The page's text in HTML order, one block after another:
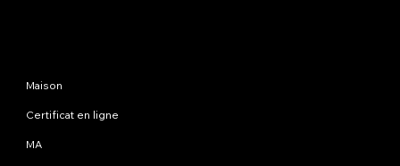
Maison
Certificat en ligne
MA